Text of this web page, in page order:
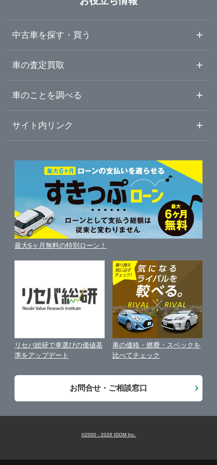
ガリバー環状4号大船店
ガリバー港北中央店
ガリバー武蔵小杉店
ガリバー16号相模原橋本店
ガリバー16号相模大野店
ガリバー16号横須賀中央店
ガリバー平塚店
ガリバー厚木出張査定センター
横浜市栄区
横浜市都筑区
川崎市中原区
相模原市緑区
相模原市中央区
相模原市南区
横須賀市
平塚市
千葉県
東京都
神奈川県
中古車を探す・買う
中古車情報・中古車検索
初めての中古車購入ガイド
中古車人気ランキング
自動車ローンを調べる
ガリバーの自動車ローン
車買い替えの基礎知識
近くのお店で車を探す
車の査定買取
車査定・車買取ならガリバー
ガリバーの査定が選ばれる理由
車を売る時よくある質問
便利な査定サービス
中古車買取相場（毎月更新）
車の個人売買ガイド
車のことを調べる
車初心者まとめ
新車・中古車カタログ
車の燃費を調べる
車種別クチコミ
車比較サイト
サイト内リンク
サイトマップ
サイトの使用条件
利用規約
保険代理店業務に関する基本方針
古物営業法に基づく表示
お客様の声
会社案内
最大6ヶ月無料の特別ローン！
リセバ総研で車選びの価値基
準をアップデート
車の価格・燃費・スペックを
比べてチェック
お問合せ・ご相談窓口
©2000 - 2026 IDOM Inc.